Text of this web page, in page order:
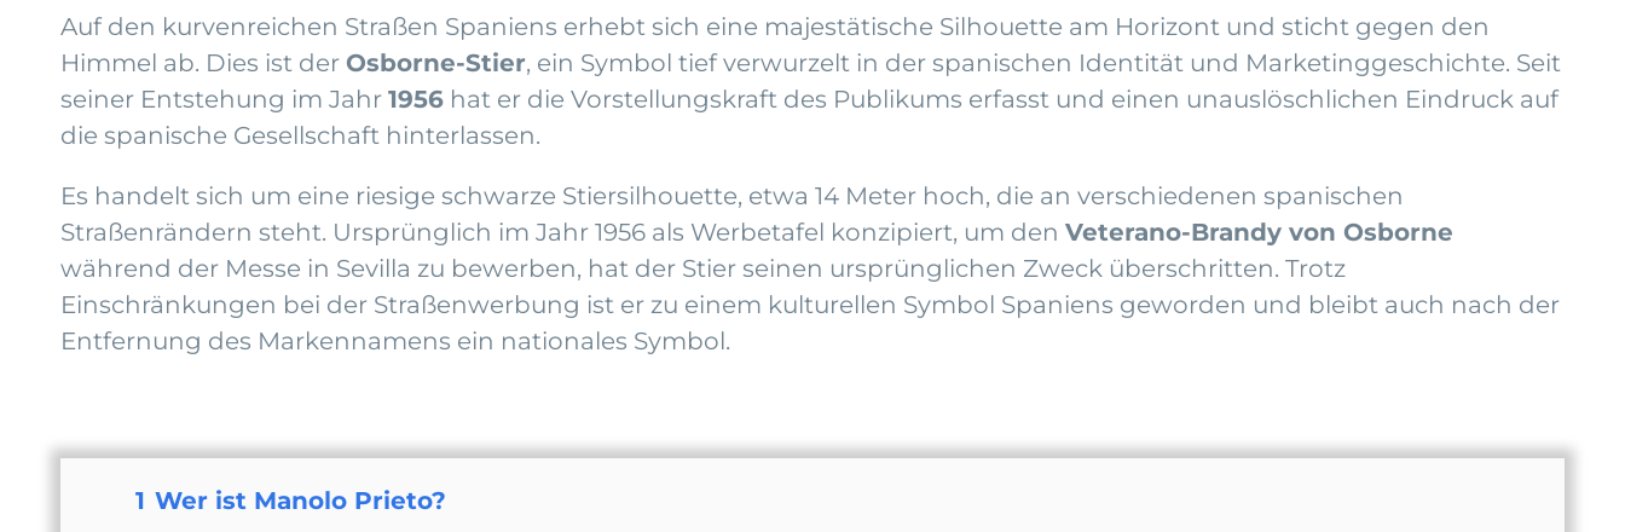
Auf den kurvenreichen Straßen Spaniens erhebt sich eine majestätische Silhouette am Horizont und sticht gegen den
Himmel ab. Dies ist der Osborne-Stier, ein Symbol tief verwurzelt in der spanischen Identität und Marketinggeschichte. Seit
seiner Entstehung im Jahr 1956 hat er die Vorstellungskraft des Publikums erfasst und einen unauslöschlichen Eindruck auf
die spanische Gesellschaft hinterlassen.
Es handelt sich um eine riesige schwarze Stiersilhouette, etwa 14 Meter hoch, die an verschiedenen spanischen
Straßenrändern steht. Ursprünglich im Jahr 1956 als Werbetafel konzipiert, um den Veterano-Brandy von Osborne
während der Messe in Sevilla zu bewerben, hat der Stier seinen ursprünglichen Zweck überschritten. Trotz
Einschränkungen bei der Straßenwerbung ist er zu einem kulturellen Symbol Spaniens geworden und bleibt auch nach der
Entfernung des Markennamens ein nationales Symbol.
1 Wer ist Manolo Prieto?